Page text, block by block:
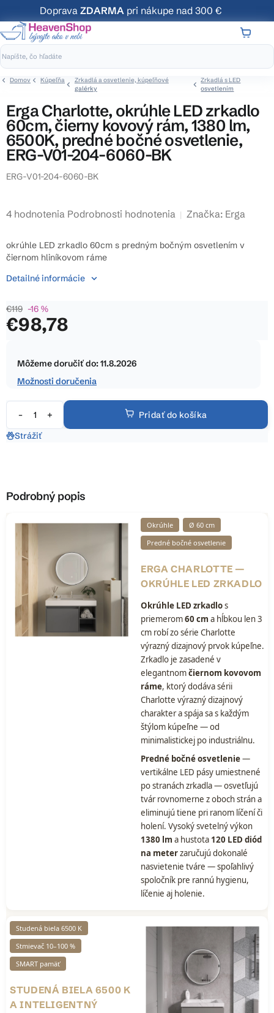
na
obsah
Doprava ZDARMA pri nákupe nad 300 €
Domov Kúpeľňa
Zrkadlá a osvetlenie, kúpeľňové
galérky
Zrkadlá s LED
osvetlením
Erga Charlotte, okrúhle LED zrkadlo
60cm, čierny kovový rám, 1380 lm,
6500K, predné bočné osvetlenie,
ERG-V01-204-6060-BK
ERG-V01-204-6060-BK
Priemerné
produktu
je
4,8
hviezdičiek.
4 hodnotenia Podrobnosti hodnotenia Značka: Erga
€119 –16 %
€98,78
cena:
Môžeme doručiť do:11.8.2026
Možnosti doručenia
Pridať do košíka
okrúhle LED zrkadlo 60cm s predným bočným osvetlením v
čiernom hliníkovom ráme
Detailné informácie
Strážiť
Podrobný popis
Okrúhle
Ø 60 cm
Predné bočné osvetlenie
ERGA CHARLOTTE —
OKRÚHLE LED ZRKADLO
Okrúhle LED zrkadlos
priemerom60 cm a hĺbkou len 3
cm robí zo série Charlotte
výrazný dizajnový prvok kúpeľne.
Zrkadlo je zasadené v
elegantnomčiernom kovovom
ráme, ktorý dodáva sérii
Charlotte výrazný dizajnový
charakter a spája sa s každým
štýlom kúpeľne — od
minimalistickej po industriálnu.
Predné bočné osvetlenie—
vertikálne LED pásy umiestnené
po stranách zrkadla — osvetľujú
tvár rovnomerne z oboch strán a
eliminujú tiene pri ranom líčení či
holení. Vysoký svetelný výkon
1380 lm a hustota 120 LED diód
na meterzaručujú dokonalé
nasvietenie tváre — spoľahlivý
spoločník pre rannú hygienu,
líčenie aj holenie.
Studená biela 6500 K
Stmievač 10–100 %
SMART pamäť
STUDENÁ BIELA 6500 K
A INTELIGENTNÝ